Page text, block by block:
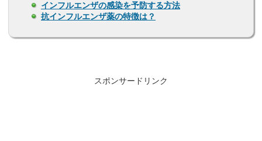
インフルエンザの感染を予防する方法
抗インフルエンザ薬の特徴は？
スポンサードリンク